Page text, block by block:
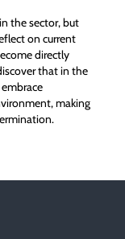
the sector, but
on current
directly
that in the
making